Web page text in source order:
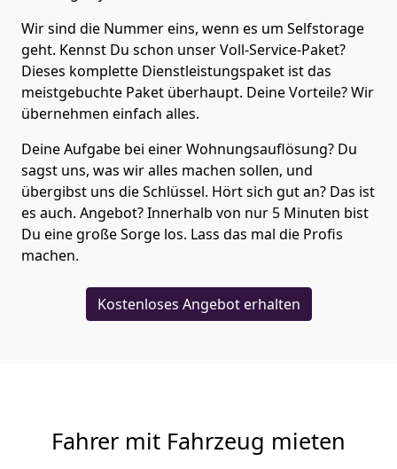
Wir sind die Nummer eins, wenn es um Selfstorage
geht. Kennst Du schon unser Voll-Service-Paket?
Dieses komplette Dienstleistungspaket ist das
meistgebuchte Paket überhaupt. Deine Vorteile? Wir
übernehmen einfach alles.
Deine Aufgabe bei einer Wohnungsauflösung? Du
sagst uns, was wir alles machen sollen, und
übergibst uns die Schlüssel. Hört sich gut an? Das ist
es auch. Angebot? Innerhalb von nur 5 Minuten bist
Du eine große Sorge los. Lass das mal die Profis
machen.
Kostenloses Angebot erhalten
Fahrer mit Fahrzeug mieten